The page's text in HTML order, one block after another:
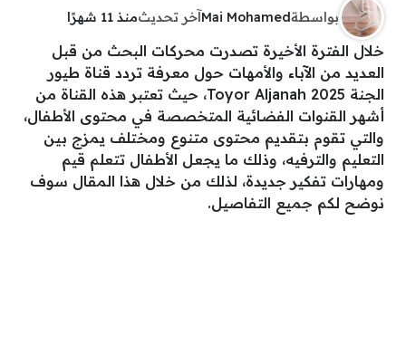
بواسطةMai Mohamedآخر تحديثمنذ 11 شهرًا
خلال الفترة الأخيرة تصدرت محركات البحث من قبل
العديد من الآباء والأمهات حول معرفة تردد قناة طيور
الجنة Toyor Aljanah 2025، حيث تعتبر هذه القناة من
أشهر القنوات الفضائية المتخصصة في محتوى الأطفال،
والتي تقوم بتقديم محتوى متنوع ومختلف يمزج بين
التعليم والترفيه، وذلك ما يجعل الأطفال تتعلم قيم
ومهارات تفكير جديدة، لذلك من خلال هذا المقال سوف
نوضح لكم جميع التفاصيل.